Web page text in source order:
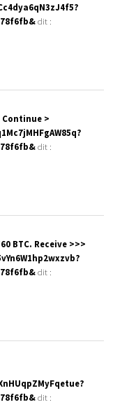
dit :
Continue >
dit :
BTC. Receive >>>
dit :
dit :